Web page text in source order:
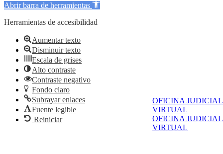
OFICINA JUDICIAL
VIRTUAL
OFICINA JUDICIAL
VIRTUAL
Abrir barra de herramientas
Herramientas de accesibilidad
Aumentar texto
Disminuir texto
Escala de grises
Alto contraste
Contraste negativo
Fondo claro
Subrayar enlaces
Fuente legible
Reiniciar